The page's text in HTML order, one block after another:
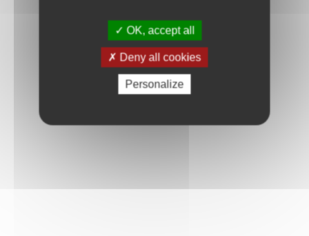
OK, accept all
Deny all cookies
Personalize